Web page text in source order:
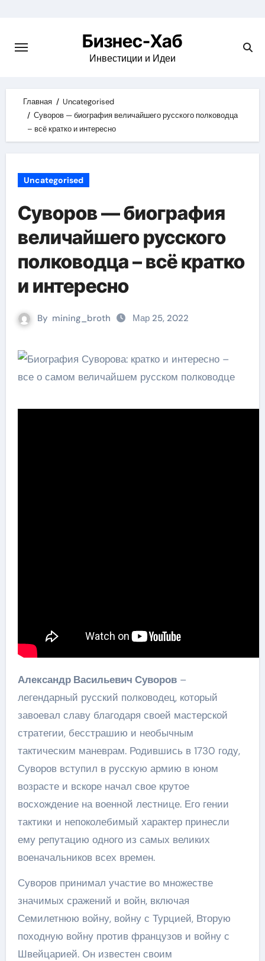
content
Бизнес-Хаб
Инвестиции и Идеи
Главная
Uncategorised
Суворов — биография величайшего русского полководца
– всё кратко и интересно
Uncategorised
Суворов — биография
величайшего русского
полководца – всё кратко
и интересно
By mining_broth Мар 25, 2022
Александр Васильевич Суворов–
легендарный русский полководец, который
завоевал славу благодаря своей мастерской
стратегии, бесстрашию и необычным
тактическим маневрам. Родившись в 1730 году,
Суворов вступил в русскую армию в юном
возрасте и вскоре начал свое крутое
восхождение на военной лестнице. Его гении
тактики и непоколебимый характер принесли
ему репутацию одного из самых великих
военачальников всех времен.
Суворов принимал участие во множестве
значимых сражений и войн, включая
Семилетнюю войну, войну с Турцией, Вторую
походную войну против французов и войну с
Швейцарией. Он известен своим